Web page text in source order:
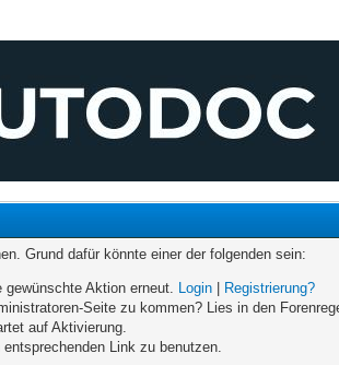
Grund dafür könnte einer der folgenden sein:
Aktion erneut. Login
Registrierung?
Seite zu kommen? Lies in den
auf Aktivierung.
Link zu benutzen.